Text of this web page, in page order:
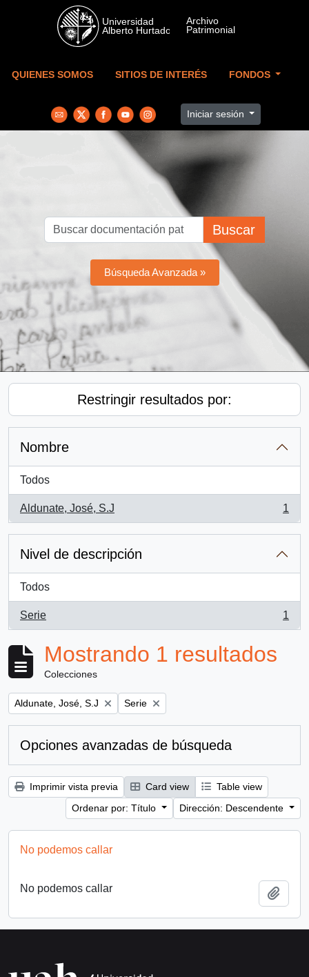
Skip to main content
QUIENES SOMOS SITIOS DE INTERÉS FONDOS
Iniciar sesión
Buscar
Búsqueda Avanzada »
Restringir resultados por:
Nombre
Todos
Aldunate, José, S.J
, 1 resultados
1
Nivel de descripción
Todos
Serie
, 1 resultados
1
Mostrando 1 resultados
Colecciones
Remove filter:
Aldunate, José, S.J Remove filter:
Serie
Opciones avanzadas de búsqueda
Imprimir vista previa Card view
Table view
Ordenar por: Título
Dirección: Descendente
No podemos callar
No podemos callar